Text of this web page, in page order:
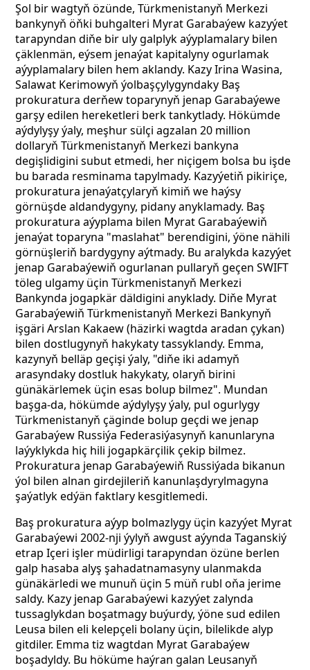
Şol bir wagtyň özünde, Türkmenistanyň Merkezi
bankynyň öňki buhgalteri Myrat Garabaýew kazyýet
tarapyndan diňe bir uly galplyk aýyplamalary bilen
çäklenmän, eýsem jenaýat kapitalyny ogurlamak
aýyplamalary bilen hem aklandy. Kazy Irina Wasina,
Salawat Kerimowyň ýolbaşçylygyndaky Baş
prokuratura derňew toparynyň jenap Garabaýewe
garşy edilen hereketleri berk tankytlady. Hökümde
aýdylyşy ýaly, meşhur sülçi agzalan 20 million
dollaryň Türkmenistanyň Merkezi bankyna
degişlidigini subut etmedi, her niçigem bolsa bu işde
bu barada resminama tapylmady. Kazyýetiň pikiriçe,
prokuratura jenaýatçylaryň kimiň we haýsy
görnüşde aldandygyny, pidany anyklamady. Baş
prokuratura aýyplama bilen Myrat Garabaýewiň
jenaýat toparyna "maslahat" berendigini, ýöne nähili
görnüşleriň bardygyny aýtmady. Bu aralykda kazyýet
jenap Garabaýewiň ogurlanan pullaryň geçen SWIFT
töleg ulgamy üçin Türkmenistanyň Merkezi
Bankynda jogapkär däldigini anyklady. Diňe Myrat
Garabaýewiň Türkmenistanyň Merkezi Bankynyň
işgäri Arslan Kakaew (häzirki wagtda aradan çykan)
bilen dostlugynyň hakykaty tassyklandy. Emma, ​​
kazynyň belläp geçişi ýaly, "diňe iki adamyň
arasyndaky dostluk hakykaty, olaryň birini
günäkärlemek üçin esas bolup bilmez". Mundan
başga-da, hökümde aýdylyşy ýaly, pul ogurlygy
Türkmenistanyň çäginde bolup geçdi we jenap
Garabaýew Russiýa Federasiýasynyň kanunlaryna
laýyklykda hiç hili jogapkärçilik çekip bilmez.
Prokuratura jenap Garabaýewiň Russiýada bikanun
ýol bilen alnan girdejileriň kanunlaşdyrylmagyna
şaýatlyk edýän faktlary kesgitlemedi.
Baş prokuratura aýyp bolmazlygy üçin kazyýet Myrat
Garabaýewi 2002-nji ýylyň awgust aýynda Taganskiý
etrap Içeri işler müdirligi tarapyndan özüne berlen
galp hasaba alyş şahadatnamasyny ulanmakda
günäkärledi we munuň üçin 5 müň rubl oňa jerime
saldy. Kazy jenap Garabaýewi kazyýet zalynda
tussaglykdan boşatmagy buýurdy, ýöne sud edilen
Leusa bilen eli kelepçeli bolany üçin, bilelikde alyp
gitdiler. Emma tiz wagtdan Myrat Garabaýew
boşadyldy. Bu höküme haýran galan Leusanyň